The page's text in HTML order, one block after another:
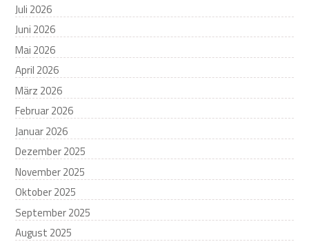
Juli 2026
Juni 2026
Mai 2026
April 2026
März 2026
Februar 2026
Januar 2026
Dezember 2025
November 2025
Oktober 2025
September 2025
August 2025